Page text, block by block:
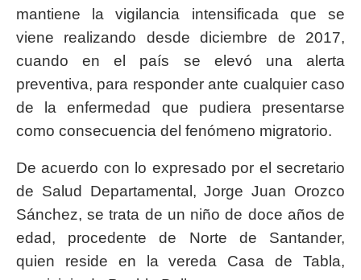
mantiene la vigilancia intensificada que se
viene realizando desde diciembre de 2017,
cuando en el país se elevó una alerta
preventiva, para responder ante cualquier caso
de la enfermedad que pudiera presentarse
como consecuencia del fenómeno migratorio.
De acuerdo con lo expresado por el secretario
de Salud Departamental, Jorge Juan Orozco
Sánchez, se trata de un niño de doce años de
edad, procedente de Norte de Santander,
quien reside en la vereda Casa de Tabla,